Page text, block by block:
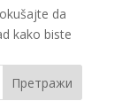
da
kako biste